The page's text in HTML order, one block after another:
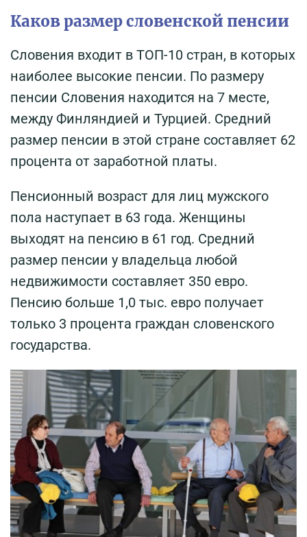
Каков размер словенской пенсии
Словения входит в ТОП-10 стран, в которых
наиболее высокие пенсии. По размеру
пенсии Словения находится на 7 месте,
между Финляндией и Турцией. Средний
размер пенсии в этой стране составляет 62
процента от заработной платы.
Пенсионный возраст для лиц мужского
пола наступает в 63 года. Женщины
выходят на пенсию в 61 год. Средний
размер пенсии у владельца любой
недвижимости составляет 350 евро.
Пенсию больше 1,0 тыс. евро получает
только 3 процента граждан словенского
государства.